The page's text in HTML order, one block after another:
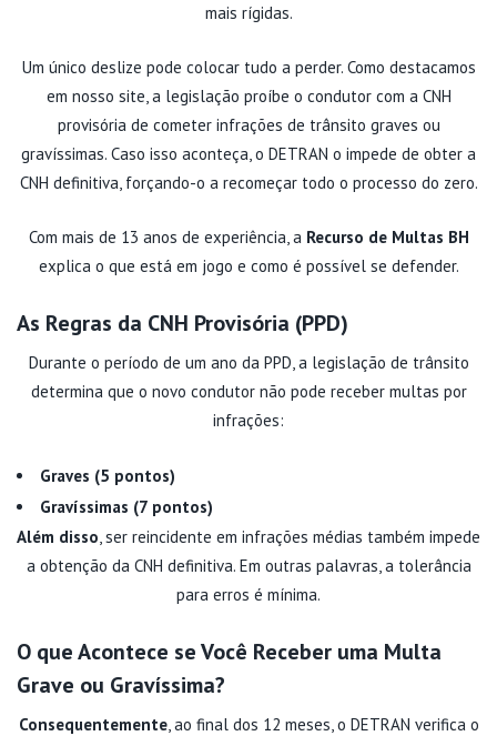
mais rígidas.
Um único deslize pode colocar tudo a perder. Como destacamos
em nosso site, a legislação proíbe o condutor com a CNH
provisória de cometer infrações de trânsito graves ou
gravíssimas. Caso isso aconteça, o DETRAN o impede de obter a
CNH definitiva, forçando-o a recomeçar todo o processo do zero.
Com mais de 13 anos de experiência, a Recurso de Multas BH
explica o que está em jogo e como é possível se defender.
As Regras da CNH Provisória (PPD)
Durante o período de um ano da PPD, a legislação de trânsito
determina que o novo condutor não pode receber multas por
infrações:
Graves (5 pontos)
Gravíssimas (7 pontos)
Além disso , ser reincidente em infrações médias também impede
a obtenção da CNH definitiva. Em outras palavras, a tolerância
para erros é mínima.
O que Acontece se Você Receber uma Multa
Grave ou Gravíssima?
Consequentemente, ao final dos 12 meses, o DETRAN verifica o